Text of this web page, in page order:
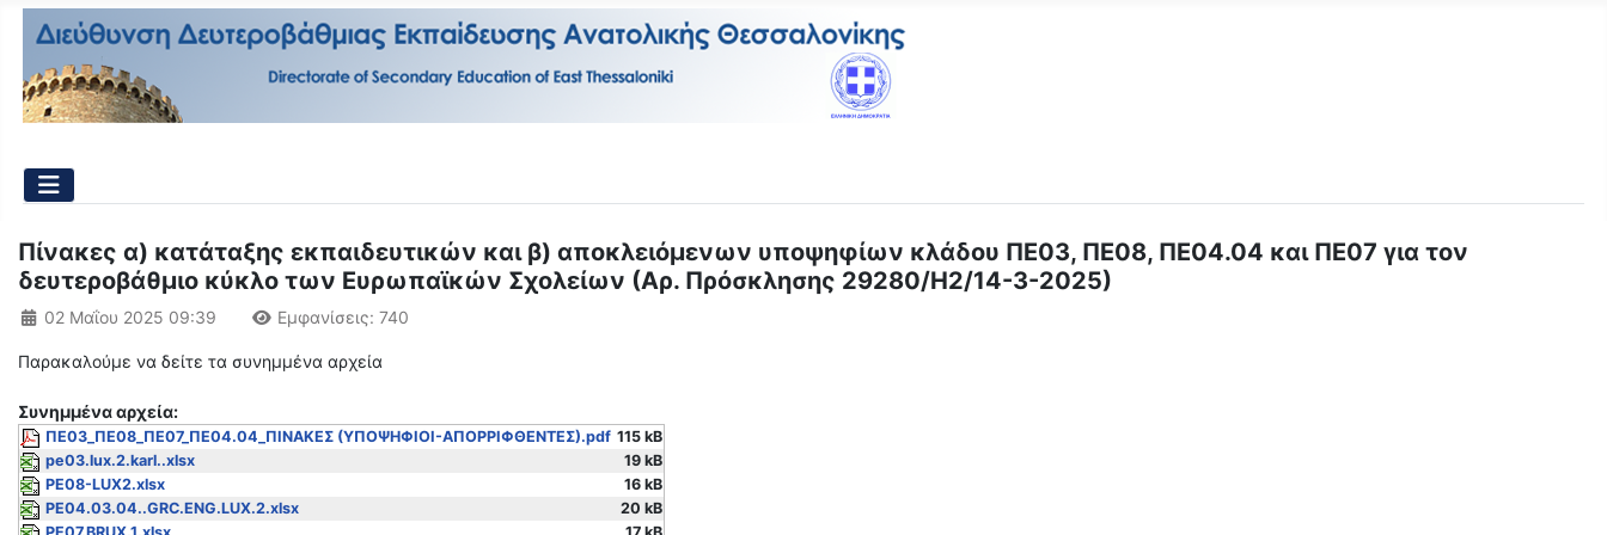
Πίνακες α) κατάταξης εκπαιδευτικών και β) αποκλειόμενων υποψηφίων κλάδου ΠΕ03, ΠΕ08, ΠΕ04.04 και ΠΕ07 για τον
δευτεροβάθμιο κύκλο των Ευρωπαϊκών Σχολείων (Αρ. Πρόσκλησης 29280/Η2/14-3-2025)
Λεπτομέρειες
02 Μαΐου 2025 09:39 Εμφανίσεις: 740
Παρακαλούμε να δείτε τα συνημμένα αρχεία
Συνημμένα αρχεία:
ΠΕ03_ΠΕ08_ΠΕ07_ΠΕ04.04_ΠΙΝΑΚΕΣ (ΥΠΟΨΗΦΙΟΙ-ΑΠΟΡΡΙΦΘΕΝΤΕΣ).pdf 115 kB
pe03.lux.2.karl..xlsx
19 kB
PE08-LUX2.xlsx
16 kB
PE04.03.04..GRC.ENG.LUX.2.xlsx
20 kB